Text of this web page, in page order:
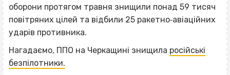
оборони протягом травня знищили понад 59 тисяч
повітряних цілей та відбили 25 ракетно‐авіаційних
ударів противника.
Нагадаємо, ППО на Черкащині знищила російські
безпілотники.